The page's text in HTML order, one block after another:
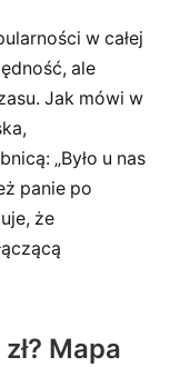
w całej
ale
Jak mówi w
„Było u nas
panie po
że
Mapa